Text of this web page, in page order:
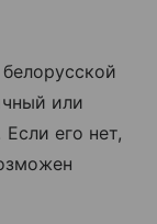
или
его нет,